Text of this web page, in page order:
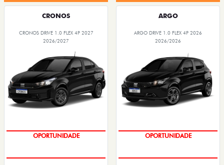
CRONOS
CRONOS DRIVE 1.0 FLEX 4P 2027
2026/2027
OPORTUNIDADE
ARGO
ARGO DRIVE 1.0 FLEX 4P 2026
2026/2026
OPORTUNIDADE